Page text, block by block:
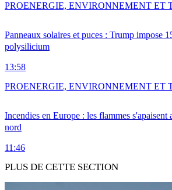
Panneaux solaires et puces : Trump impose
polysilicium
13:58
PROENERGIE, ENVIRONNEMENT ET
Incendies en Europe : les flammes s'apaisent
nord
11:46
PROENERGIE, ENVIRONNEMENT ET
PLUS DE CETTE SECTION